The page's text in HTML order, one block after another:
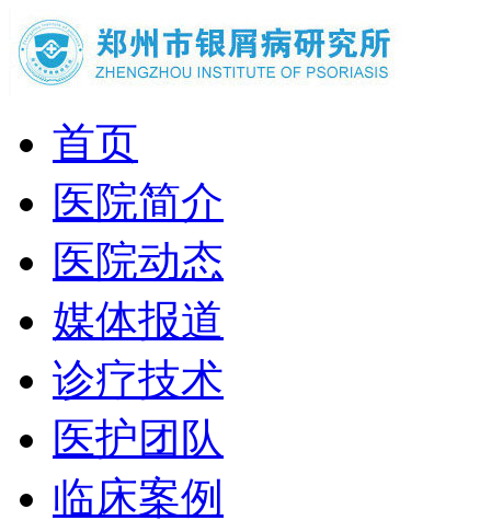
首页
医院简介
医院动态
媒体报道
诊疗技术
医护团队
临床案例